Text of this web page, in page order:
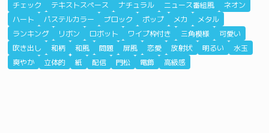
チェック
テキストスペース ナチュラル ニュース番組風
ネオン
ハート
パステルカラー ブロック ポップ メカ
メタル
ランキング
リボン ロボット ワイプ枠付き 三角模様
可愛い
吹き出し
和柄 和風 問題 屏風 恋愛 放射状 明るい
水玉
爽やか
立体的 紙 配信 門松 電飾 高級感